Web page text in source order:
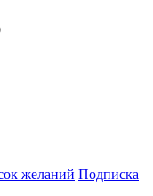
желаний Подписка